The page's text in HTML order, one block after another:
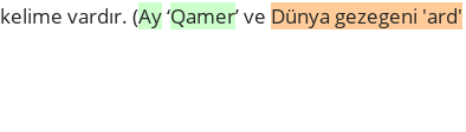
kelime vardır. (Ay‘Qamer’ ve Dünya gezegeni 'ard'